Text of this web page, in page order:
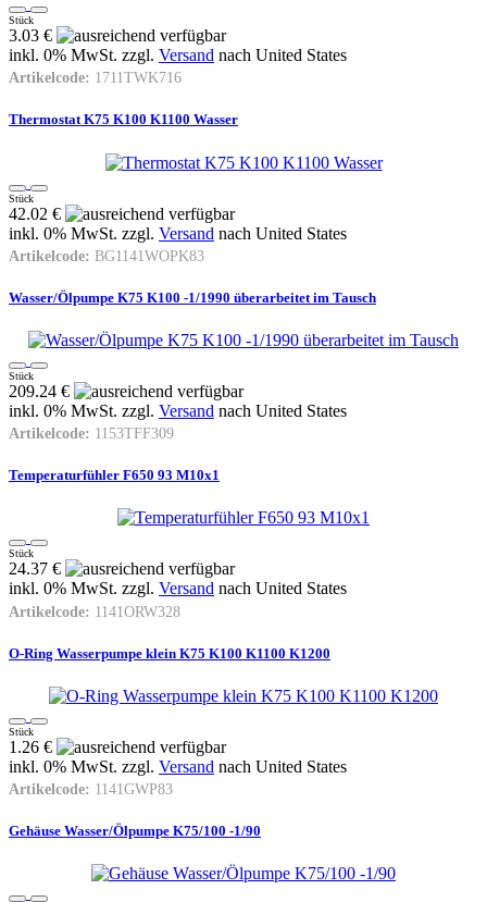
Stück
3.03 €
inkl. 0% MwSt. zzgl. Versand nach United States
Artikelcode: 1711TWK716
Thermostat K75 K100 K1100 Wasser
Stück
42.02 €
inkl. 0% MwSt. zzgl. Versand nach United States
Artikelcode: BG1141WOPK83
Wasser/Ölpumpe K75 K100 -1/1990 überarbeitet im Tausch
Stück
209.24 €
inkl. 0% MwSt. zzgl. Versand nach United States
Artikelcode: 1153TFF309
Temperaturfühler F650 93 M10x1
Stück
24.37 €
inkl. 0% MwSt. zzgl. Versand nach United States
Artikelcode: 1141ORW328
O-Ring Wasserpumpe klein K75 K100 K1100 K1200
Stück
1.26 €
inkl. 0% MwSt. zzgl. Versand nach United States
Artikelcode: 1141GWP83
Gehäuse Wasser/Ölpumpe K75/100 -1/90